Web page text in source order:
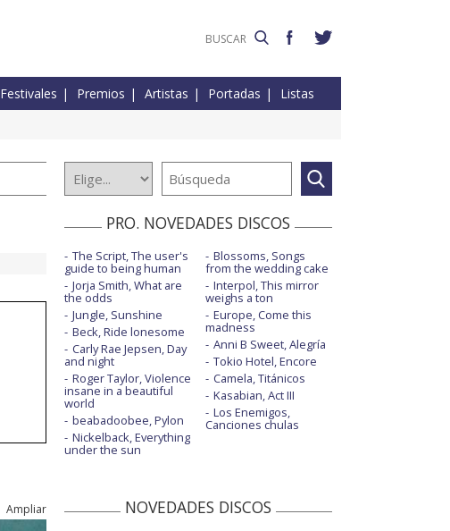
Festivales Premios Artistas Portadas Listas
Ampliar
PRO. NOVEDADES DISCOS
The Script, The user's
guide to being human
Jorja Smith, What are
the odds
Jungle, Sunshine
Beck, Ride lonesome
Carly Rae Jepsen, Day
and night
Roger Taylor, Violence
insane in a beautiful
world
beabadoobee, Pylon
Nickelback, Everything
under the sun
Blossoms, Songs
from the wedding cake
Interpol, This mirror
weighs a ton
Europe, Come this
madness
Anni B Sweet, Alegría
Tokio Hotel, Encore
Camela, Titánicos
Kasabian, Act III
Los Enemigos,
Canciones chulas
NOVEDADES DISCOS